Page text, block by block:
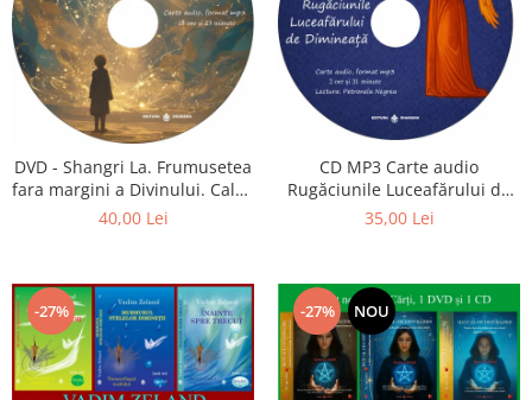
DVD - Shangri La. Frumusetea
fara margini a Divinului. Calea
catre fericire
40,00 Lei
CD MP3 Carte audio
Rugăciunile Luceafărului de
dimineață
35,00 Lei
-27% -27% NOU